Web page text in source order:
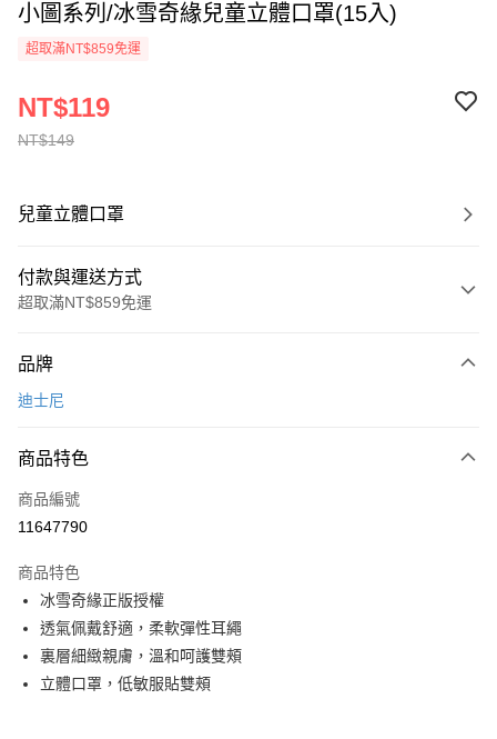
小圖系列/冰雪奇緣兒童立體口罩(15入)
超取滿NT$859免運
NT$149
NT$119
兒童立體口罩
付款與運送方式
超取滿NT$859免運
信用卡一次付款
LINE Pay
Apple Pay
全盈+PAY
ATM付款
運送方式
品牌
迪士尼
商品特色
商品編號
11647790
商品特色
冰雪奇緣正版授權
透氣佩戴舒適，柔軟彈性耳繩
裏層細緻親膚，溫和呵護雙頰
立體口罩，低敏服貼雙頰